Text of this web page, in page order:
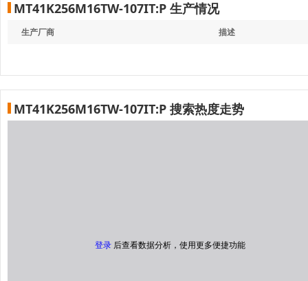
MT41K256M16TW-107IT:P 生产情况
生产厂商 描述
MT41K256M16TW-107IT:P 搜索热度走势
登录 后查看数据分析，使用更多便捷功能